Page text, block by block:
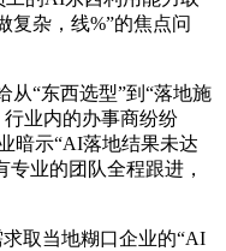
复杂，线%”的焦点问
“东西选型”到“落地施
行业内的办事商纷纷
暗示“AI落地结果未达
业的团队全程跟进，
取当地糊口企业的“AI